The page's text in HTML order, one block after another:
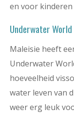
en voor
Underwater
Maleisie heeft
Underwater
hoeveelheid
water leven van
weer erg leuk